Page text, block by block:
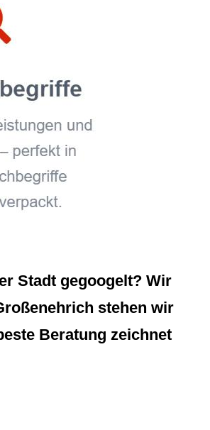
Stadt gegoogelt? Wir
stehen wir
Beratung zeichnet